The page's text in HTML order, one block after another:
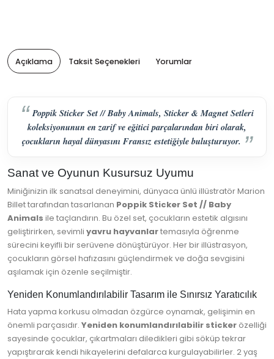
Açıklama Taksit Seçenekleri Yorumlar
Poppik Sticker Set // Baby Animals, Sticker & Magnet Setleri
koleksiyonunun en zarif ve eğitici parçalarından biri olarak,
çocukların hayal dünyasını Fransız estetiğiyle buluşturuyor.
Sanat ve Oyunun Kusursuz Uyumu
Miniğinizin ilk sanatsal deneyimini, dünyaca ünlü illüstratör Marion
Billet tarafından tasarlanan Poppik Sticker Set // Baby
Animals ile taçlandırın. Bu özel set, çocukların estetik algısını
geliştirirken, sevimli yavru hayvanlartemasıyla öğrenme
sürecini keyifli bir serüvene dönüştürüyor. Her bir illüstrasyon,
çocukların görsel hafızasını güçlendirmek ve doğa sevgisini
aşılamak için özenle seçilmiştir.
Yeniden Konumlandırılabilir Tasarım ile Sınırsız Yaratıcılık
Hata yapma korkusu olmadan özgürce oynamak, gelişimin en
önemli parçasıdır. Yeniden konumlandırılabilir sticker özelliği
sayesinde çocuklar, çıkartmaları diledikleri gibi söküp tekrar
yapıştırarak kendi hikayelerini defalarca kurgulayabilirler. 2 yaş